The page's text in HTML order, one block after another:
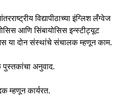
विद्यापीठाच्या इंग्लिश लँग्वेज
आणि सिंबायोसिस इन्स्टीट्यूट
या दोन संस्थांचे संचालक म्हणून काम.
अनुवाद.
म्हणून कार्यरत.